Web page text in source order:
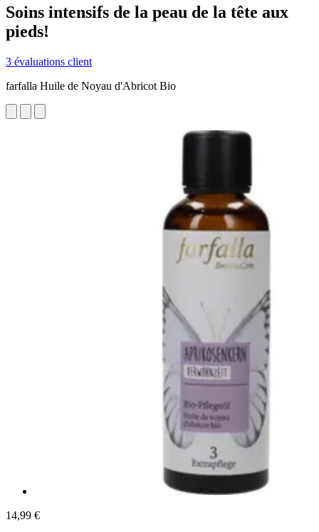
Soins intensifs de la peau de la tête aux
pieds!
3 évaluations client
farfalla Huile de Noyau d'Abricot Bio
14,99 €